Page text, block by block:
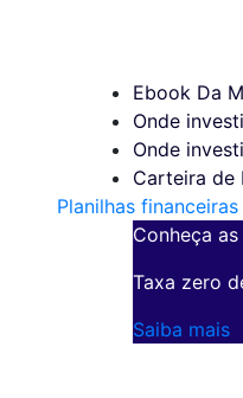
Ebook Da
Onde
Onde
Carteira de
Planilhas financeiras
Conheça
Taxa zero
Saiba mais